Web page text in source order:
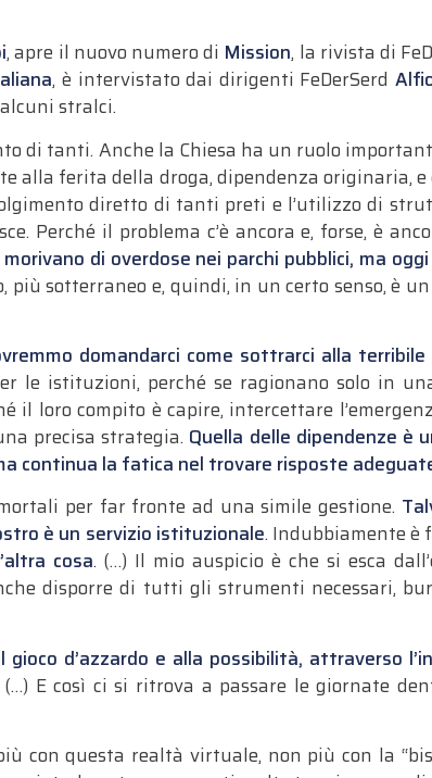
, apre il nuovo numero di Mission, la rivista di
, è intervistato dai dirigenti FeDerSerd
stralci.
di tanti. Anche la Chiesa ha un ruolo
alla ferita della droga, dipendenza originaria,
diretto di tanti preti e l’utilizzo di
Perché il problema c’è ancora e, forse, è
di overdose nei parchi pubblici, ma
più sotterraneo e, quindi, in un certo senso, è
domandarci come sottrarci alla terribile
le istituzioni, perché se ragionano solo in
loro compito è capire, intercettare
precisa strategia. Quella delle dipendenze è
continua la fatica nel trovare risposte
per far fronte ad una simile gestione.
è un servizio istituzionale. Indubbiamente è
cosa. (…) Il mio auspicio è che si esca
disporre di tutti gli strumenti necessari,
d’azzardo e alla possibilità, attraverso
(…) E così ci si ritrova a passare le giornate
con questa realtà virtuale, non più con la